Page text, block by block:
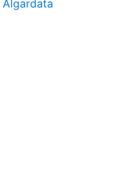
Algardata